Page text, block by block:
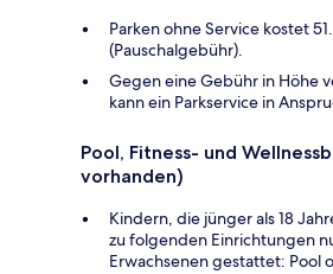
Parken ohne Service kostet
(Pauschalgebühr).
Gegen eine Gebühr in Höhe
kann ein Parkservice in
Pool, Fitness- und
vorhanden)
Kindern, die jünger als 18
zu folgenden Einrichtungen
Erwachsenen gestattet: Pool